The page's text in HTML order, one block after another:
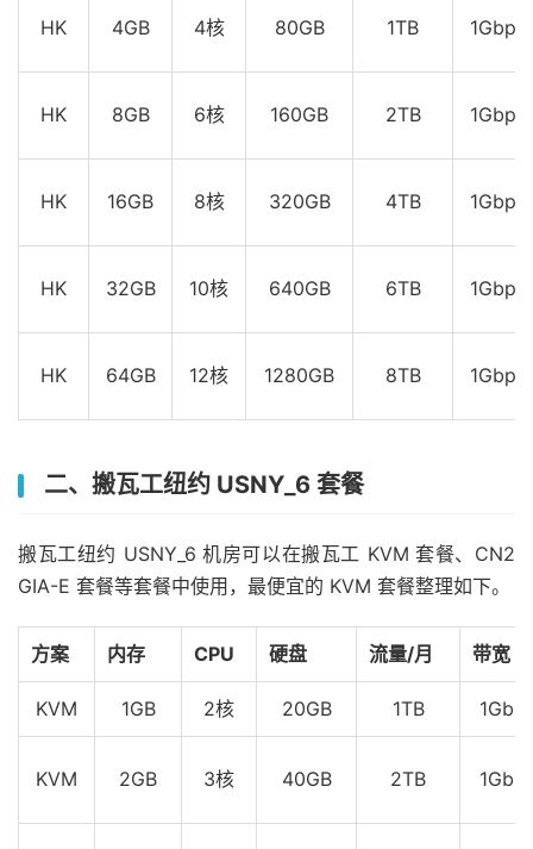
HK 4GB 4核 80GB 1TB 1Gbps
HK 8GB 6核 160GB 2TB 1Gbps
HK 16GB 8核 320GB 4TB 1Gbps
HK 32GB 10核 640GB 6TB 1Gbps
HK 64GB 12核 1280GB 8TB 1Gbps
二、搬瓦工纽约 USNY_6 套餐
搬瓦工纽约 USNY_6 机房可以在搬瓦工 KVM 套餐、CN2
GIA-E 套餐等套餐中使用，最便宜的 KVM 套餐整理如下。
方案 内存 CPU 硬盘 流量/月 带宽
KVM 1GB 2核 20GB 1TB
KVM 2GB 3核 40GB 2TB